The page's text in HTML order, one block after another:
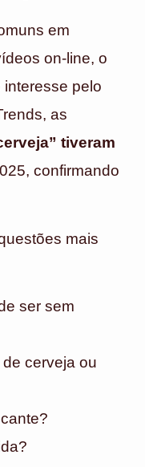
em
on-line, o
pelo
as
tiveram
confirmando
mais
ser sem
cerveja ou